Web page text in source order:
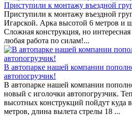
Приступили к монтажу въездной
Приступили к монтажу въездной
Игарской. Арка высотой 6 метров и
Сложная конструкция, но
любая работа по силам!...
В автопарке нашей компании
автопогрузчик!
В автопарке нашей компании
новый с иголочки автопогрузчик.
высотных конструкций пойдут куда
метров, длина вылета стрелы 18 ...